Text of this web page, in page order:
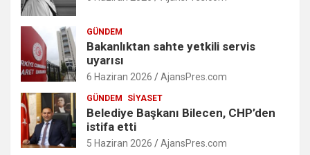
GÜNDEM
Bakanlıktan sahte yetkili servis
uyarısı
6 Haziran 2026 AjansPres.com
GÜNDEM SIYASET
Belediye Başkanı Bilecen, CHP’den
istifa etti
5 Haziran 2026 AjansPres.com